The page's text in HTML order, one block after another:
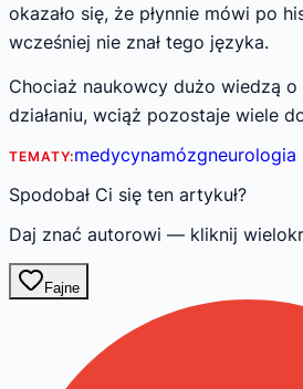
okazało się, że płynnie mówi po
wcześniej nie znał tego języka.
Chociaż naukowcy dużo wiedzą
działaniu, wciąż pozostaje wiele
TEMATY:medycynamózgneurologia
Spodobał Ci się ten artykuł?
Daj znać autorowi — kliknij
Fajne